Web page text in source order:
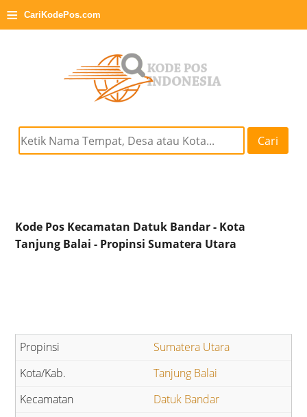
≡ CariKodePos.com
Cari
Kode Pos Kecamatan Datuk Bandar - Kota
Tanjung Balai - Propinsi Sumatera Utara
Sumatera Utara
Tanjung Balai
Datuk Bandar